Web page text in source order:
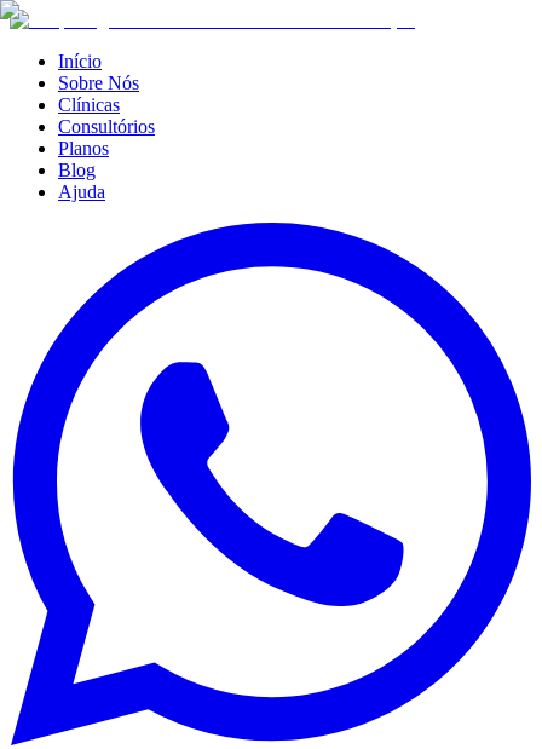
Início
Sobre Nós
Clínicas
Consultórios
Planos
Blog
Ajuda